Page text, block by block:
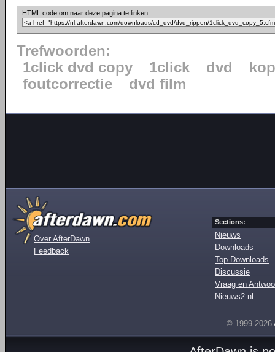
HTML code om naar deze pagina te linken:
Trefwoorden:
1click dvd copy
1click dvd
foutcorrectie
dvd film
Over AfterDawn
Feedback
Sections:
Nieuws
Downloads
Top Downloads
Discussie
Vraag en
Nieuws2.nl
© 1999-2026